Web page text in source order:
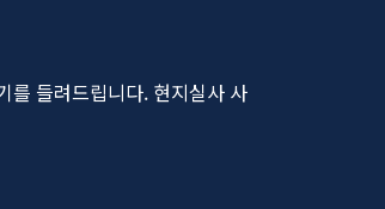
를 들려드립니다. 현지실사 사